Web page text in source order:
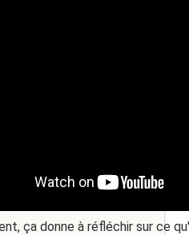
ça donne à réfléchir sur ce